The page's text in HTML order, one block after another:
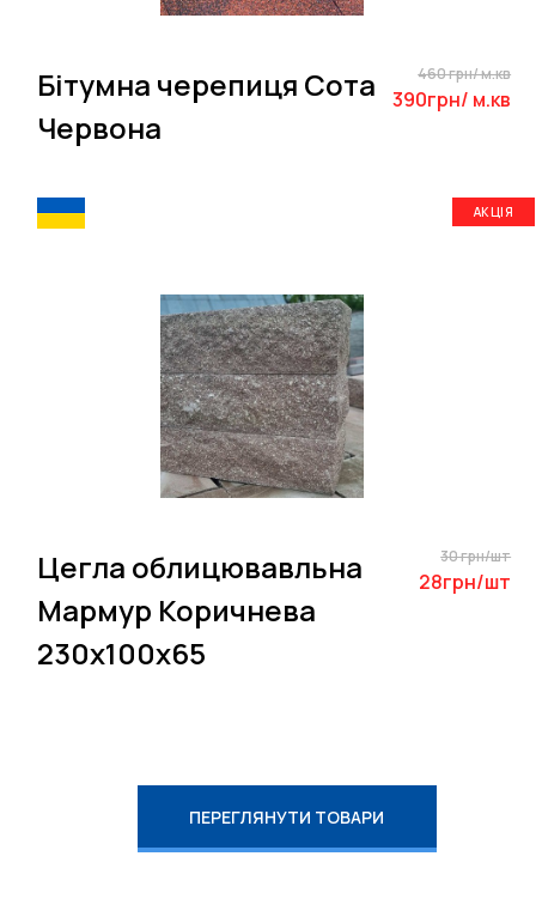
Бітумна черепиця Сота
Червона
460 грн/ м.кв
390грн/ м.кв
АКЦІЯ
Цегла облицювавльна
Мармур Коричнева
230х100х65
30 грн/шт
28грн/шт
ПЕРЕГЛЯНУТИ ТОВАРИ